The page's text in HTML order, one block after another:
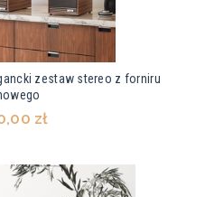
zestaw stereo z forniru
zł